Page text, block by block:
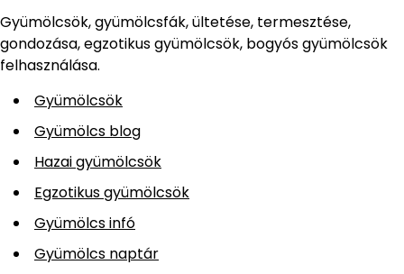
Gyümölcsök, gyümölcsfák, ültetése, termesztése,
gondozása, egzotikus gyümölcsök, bogyós gyümölcsök
felhasználása.
Gyümölcsök
Gyümölcs blog
Hazai gyümölcsök
Egzotikus gyümölcsök
Gyümölcs infó
Gyümölcs naptár